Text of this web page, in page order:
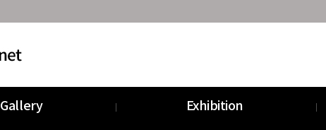
Gallery
Exhibition